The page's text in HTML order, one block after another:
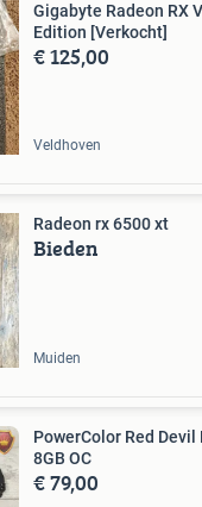
Gigabyte Radeon RX
Edition [Verkocht]
€ 125,00
Veldhoven
Radeon rx 6500 xt
Bieden
Muiden
PowerColor Red Devil
8GB OC
€ 79,00